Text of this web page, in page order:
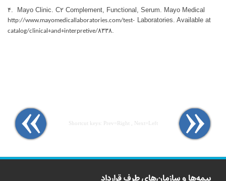
۴. Mayo Clinic. C۲ Complement, Functional, Serum. Mayo Medical
Laboratories. Available at
http://www.mayomedicallaboratories.com/test-
catalog/clinical+and+interpretive/۸۳۳۸
Shortcut keys: Prev=Right , Next=Left
بیمه‌ها و سازمان‌های طرف قرارداد